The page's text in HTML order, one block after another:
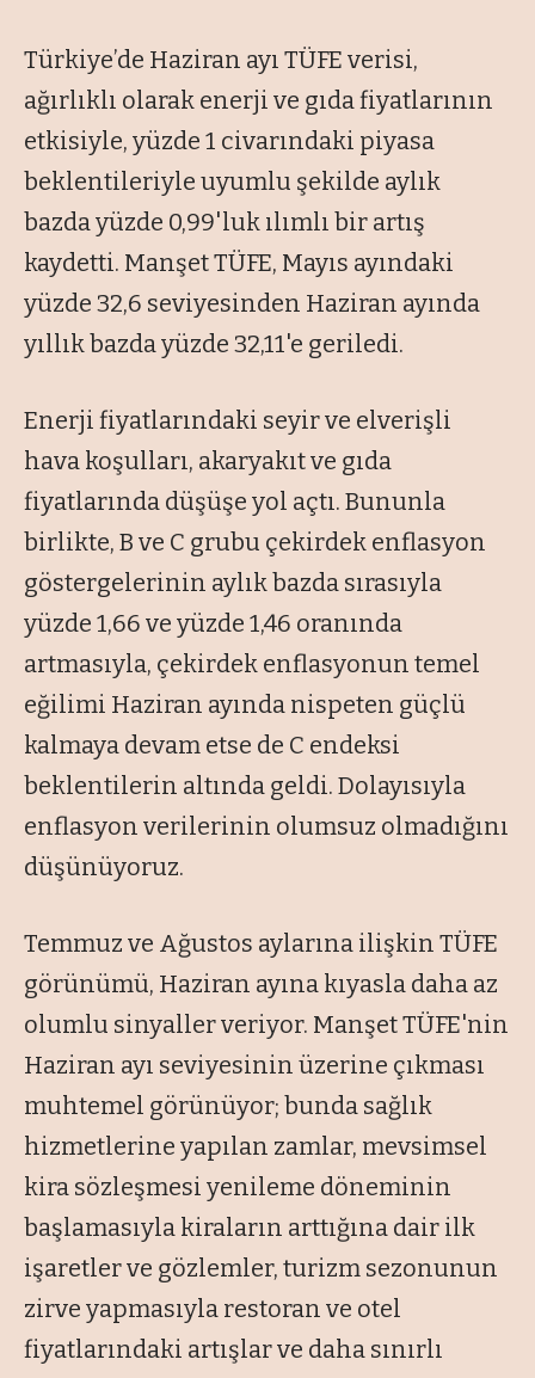
Türkiye’de Haziran ayı TÜFE verisi,
ağırlıklı olarak enerji ve gıda fiyatlarının
etkisiyle, yüzde 1 civarındaki piyasa
beklentileriyle uyumlu şekilde aylık
bazda yüzde 0,99'luk ılımlı bir artış
kaydetti. Manşet TÜFE, Mayıs ayındaki
yüzde 32,6 seviyesinden Haziran ayında
yıllık bazda yüzde 32,11'e geriledi.
Enerji fiyatlarındaki seyir ve elverişli
hava koşulları, akaryakıt ve gıda
fiyatlarında düşüşe yol açtı. Bununla
birlikte, B ve C grubu çekirdek enflasyon
göstergelerinin aylık bazda sırasıyla
yüzde 1,66 ve yüzde 1,46 oranında
artmasıyla, çekirdek enflasyonun temel
eğilimi Haziran ayında nispeten güçlü
kalmaya devam etse de C endeksi
beklentilerin altında geldi. Dolayısıyla
enflasyon verilerinin olumsuz olmadığını
düşünüyoruz.
Temmuz ve Ağustos aylarına ilişkin TÜFE
görünümü, Haziran ayına kıyasla daha az
olumlu sinyaller veriyor. Manşet TÜFE'nin
Haziran ayı seviyesinin üzerine çıkması
muhtemel görünüyor; bunda sağlık
hizmetlerine yapılan zamlar, mevsimsel
kira sözleşmesi yenileme döneminin
başlamasıyla kiraların arttığına dair ilk
işaretler ve gözlemler, turizm sezonunun
zirve yapmasıyla restoran ve otel
fiyatlarındaki artışlar ve daha sınırlı